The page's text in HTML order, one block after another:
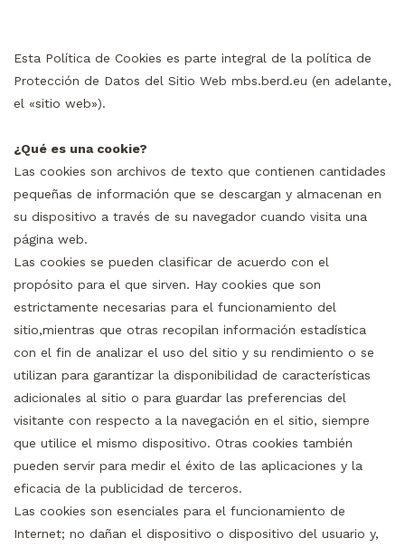
Esta Política de Cookies es parte integral de la política de
Protección de Datos del Sitio Web mbs.berd.eu (en adelante,
el «sitio web»).
¿Qué es una cookie?
Las cookies son archivos de texto que contienen cantidades
pequeñas de información que se descargan y almacenan en
su dispositivo a través de su navegador cuando visita una
página web.
Las cookies se pueden clasificar de acuerdo con el
propósito para el que sirven. Hay cookies que son
estrictamente necesarias para el funcionamiento del
sitio,mientras que otras recopilan información estadística
con el fin de analizar el uso del sitio y su rendimiento o se
utilizan para garantizar la disponibilidad de características
adicionales al sitio o para guardar las preferencias del
visitante con respecto a la navegación en el sitio, siempre
que utilice el mismo dispositivo. Otras cookies también
pueden servir para medir el éxito de las aplicaciones y la
eficacia de la publicidad de terceros.
Las cookies son esenciales para el funcionamiento de
Internet; no dañan el dispositivo o dispositivo del usuario y,